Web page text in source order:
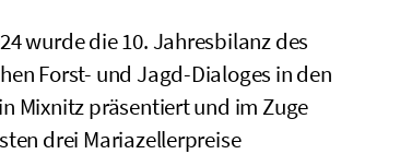
wurde die 10. Jahresbilanz des
Forst- und Jagd-Dialoges in den
Mixnitz präsentiert und im Zuge
drei Mariazellerpreise